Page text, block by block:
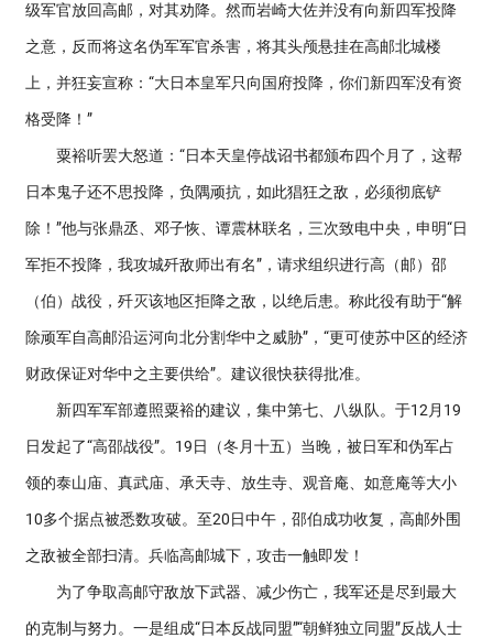
级军官放回高邮，对其劝降。然而岩崎大佐并没有向新四军投降
之意，反而将这名伪军军官杀害，将其头颅悬挂在高邮北城楼
上，并狂妄宣称：“大日本皇军只向国府投降，你们新四军没有资
格受降！”
粟裕听罢大怒道：“日本天皇停战诏书都颁布四个月了，这帮
日本鬼子还不思投降，负隅顽抗，如此猖狂之敌，必须彻底铲
除！”他与张鼎丞、邓子恢、谭震林联名，三次致电中央，申明“日
军拒不投降，我攻城歼敌师出有名”，请求组织进行高（邮）邵
（伯）战役，歼灭该地区拒降之敌，以绝后患。称此役有助于“解
除顽军自高邮沿运河向北分割华中之威胁”，“更可使苏中区的经济
财政保证对华中之主要供给”。建议很快获得批准。
新四军军部遵照粟裕的建议，集中第七、八纵队。于12月19
日发起了“高邵战役”。19日（冬月十五）当晚，被日军和伪军占
领的泰山庙、真武庙、承天寺、放生寺、观音庵、如意庵等大小
10多个据点被悉数攻破。至20日中午，邵伯成功收复，高邮外围
之敌被全部扫清。兵临高邮城下，攻击一触即发！
为了争取高邮守敌放下武器、减少伤亡，我军还是尽到最大
的克制与努力。一是组成“日本反战同盟”“朝鲜独立同盟”反战人士